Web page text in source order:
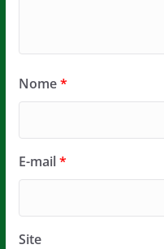
Nome*
E-mail*
Site